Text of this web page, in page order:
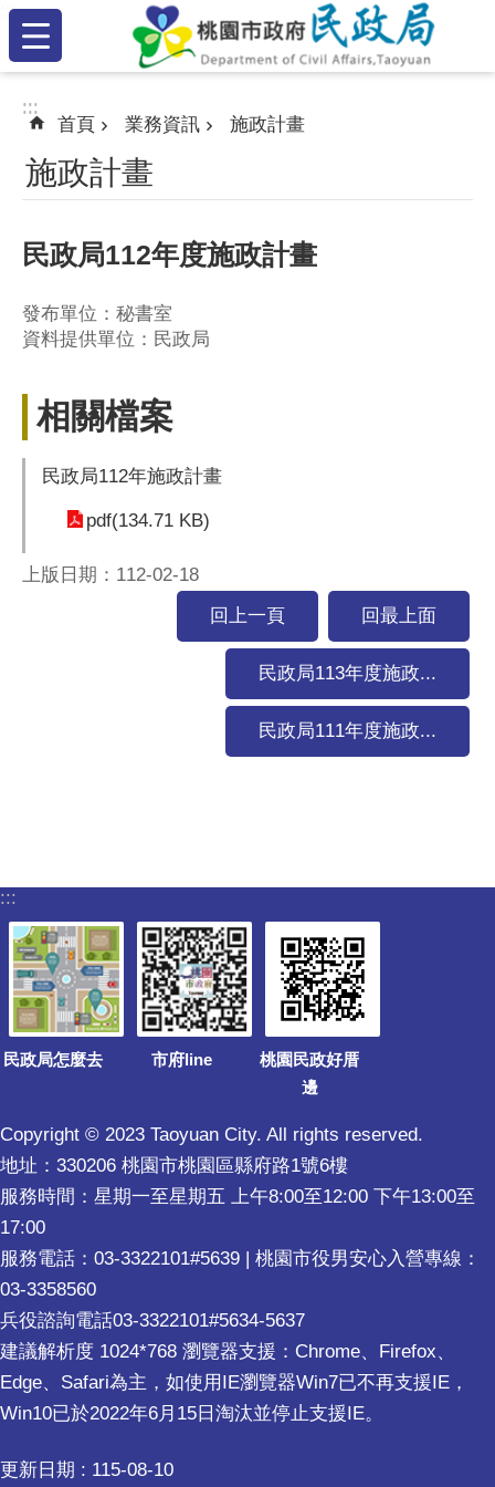
跳到主要內容區塊
:::
:::
:::
首頁 業務資訊 施政計畫
施政計畫
民政局112年度施政計畫
發布單位：秘書室
資料提供單位：民政局
相關檔案
民政局112年施政計畫
pdf(134.71 KB)
上版日期：112-02-18
回上一頁
回最上面
民政局113年度施政...
民政局111年度施政...
:::
民政局怎麼去 市府line
桃園民政好厝
邊
Copyright © 2023 Taoyuan City. All rights reserved.
地址：330206 桃園市桃園區縣府路1號6樓
服務時間：星期一至星期五 上午8:00至12:00 下午13:00至
17:00
服務電話：03-3322101#5639 | 桃園市役男安心入營專線：
03-3358560
兵役諮詢電話03-3322101#5634-5637
建議解析度 1024*768 瀏覽器支援：Chrome、Firefox、
Edge、Safari為主，如使用IE瀏覽器Win7已不再支援IE，
Win10已於2022年6月15日淘汰並停止支援IE。
更新日期 115-08-10